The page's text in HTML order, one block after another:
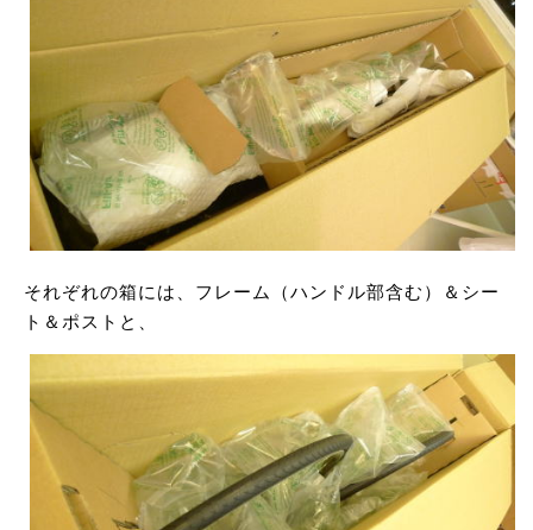
それぞれの箱には、フレーム（ハンドル部含む）＆シー
ト＆ポストと、